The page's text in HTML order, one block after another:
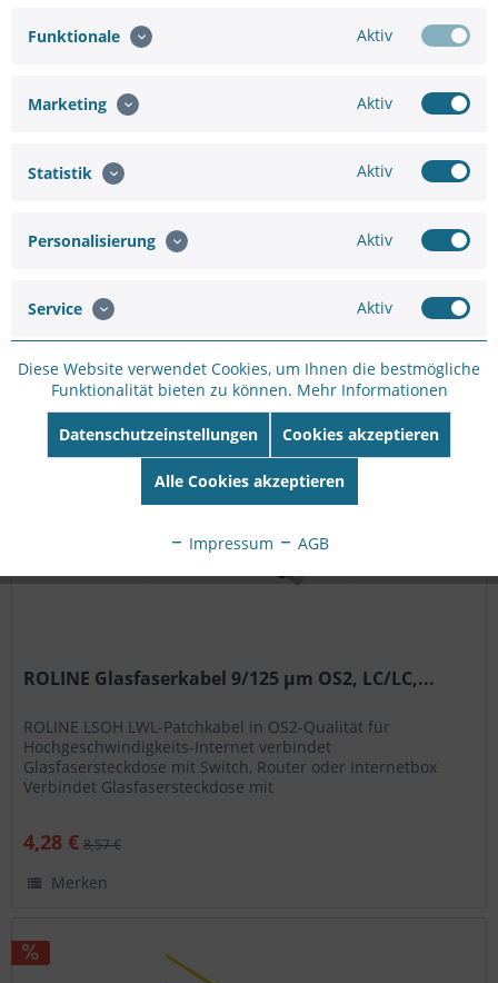
ROLINE Glasfaserkabel 9/125 µm OS2, LC/LC,...
ROLINE LSOH LWL-Patchkabel in OS2-Qualität für
Hochgeschwindigkeits-Internet verbindet
Switch/Router/Internetbox Geeignet für...
3,51 € 7,02 €
Merken
ROLINE Glasfaserkabel 9/125 µm OS2, LC/LC,...
ROLINE LSOH LWL-Patchkabel in OS2-Qualität für
Hochgeschwindigkeits-Internet verbindet
Glasfasersteckdose mit Switch, Router oder Internetbox
Verbindet Glasfasersteckdose mit
4,28 € 8,57 €
Merken
Funktionale Aktiv
Marketing Aktiv
Statistik Aktiv
Personalisierung Aktiv
Service Aktiv
Diese Website verwendet Cookies, um Ihnen die bestmögliche
Funktionalität bieten zu können. Mehr Informationen
Datenschutzeinstellungen Cookies akzeptieren
Alle Cookies akzeptieren
Impressum AGB